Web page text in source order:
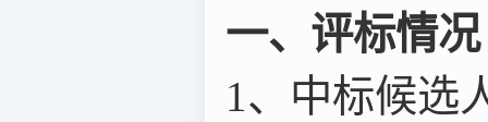
一、评标情况
1、中标候选